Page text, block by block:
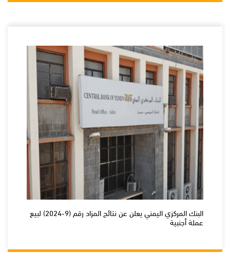
البنك المركزي اليمني يعلن عن نتائج المزاد رقم (9-2024) لبيع
عملة أجنبية